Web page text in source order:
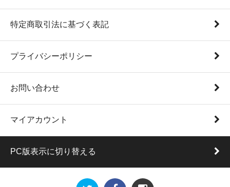
特定商取引法に基づく表記
プライバシーポリシー
お問い合わせ
マイアカウント
PC版表示に切り替える